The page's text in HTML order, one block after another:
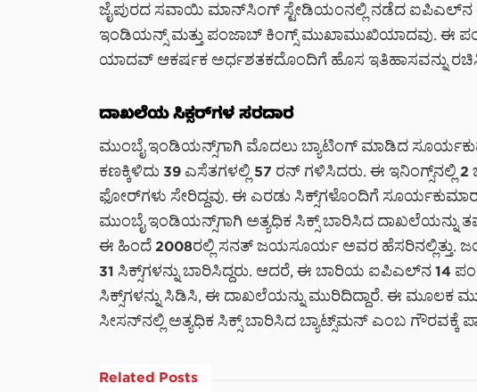
ಜೈಪುರದ ಸವಾಯಿ ಮಾನ್‌ಸಿಂಗ್ ಸ್ಟೇಡಿಯಂನಲ್ಲಿ ನಡೆದ ಐಪಿಎಲ್‌ನ
ಇಂಡಿಯನ್ಸ್ ಮತ್ತು ಪಂಜಾಬ್ ಕಿಂಗ್ಸ್ ಮುಖಾಮುಖಿಯಾದವು. ಈ
ಯಾದವ್ ಆಕರ್ಷಕ ಅರ್ಧಶತಕದೊಂದಿಗೆ ಹೊಸ ಇತಿಹಾಸವನ್ನು
ದಾಖಲೆಯ ಸಿಕ್ಸರ್‌ಗಳ ಸರದಾರ
ಮುಂಬೈ ಇಂಡಿಯನ್ಸ್‌ಗಾಗಿ ಮೊದಲು ಬ್ಯಾಟಿಂಗ್ ಮಾಡಿದ
ಕಣಕ್ಕಿಳಿದು 39 ಎಸೆತಗಳಲ್ಲಿ 57 ರನ್‌ ಗಳಿಸಿದರು. ಈ ಇನಿಂಗ್ಸ್‌ನಲ್ಲಿ 2
ಫೋರ್‌ಗಳು ಸೇರಿದ್ದವು. ಈ ಎರಡು ಸಿಕ್ಸ್‌ಗಳೊಂದಿಗೆ
ಮುಂಬೈ ಇಂಡಿಯನ್ಸ್‌ಗಾಗಿ ಅತ್ಯಧಿಕ ಸಿಕ್ಸ್‌ ಬಾರಿಸಿದ ದಾಖಲೆಯನ್ನು
ಈ ಹಿಂದೆ 2008ರಲ್ಲಿ ಸನತ್ ಜಯಸೂರ್ಯ ಅವರ ಹೆಸರಿನಲ್ಲಿತ್ತು.
31 ಸಿಕ್ಸ್‌ಗಳನ್ನು ಬಾರಿಸಿದ್ದರು. ಆದರೆ, ಈ ಬಾರಿಯ ಐಪಿಎಲ್‌ನ 14
ಸಿಕ್ಸ್‌ಗಳನ್ನು ಸಿಡಿಸಿ, ಈ ದಾಖಲೆಯನ್ನು ಮುರಿದಿದ್ದಾರೆ. ಈ ಮೂಲಕ
ಸೀಸನ್‌ನಲ್ಲಿ ಅತ್ಯಧಿಕ ಸಿಕ್ಸ್‌ ಬಾರಿಸಿದ ಬ್ಯಾಟ್ಸ್‌ಮನ್ ಎಂಬ ಗೌರವಕ್ಕೆ
Related Posts